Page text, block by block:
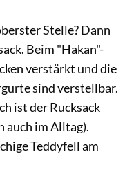
Stelle? Dann
Beim "Hakan"-
verstärkt und die
sind verstellbar.
ist der Rucksack
auch im Alltag).
Teddyfell am